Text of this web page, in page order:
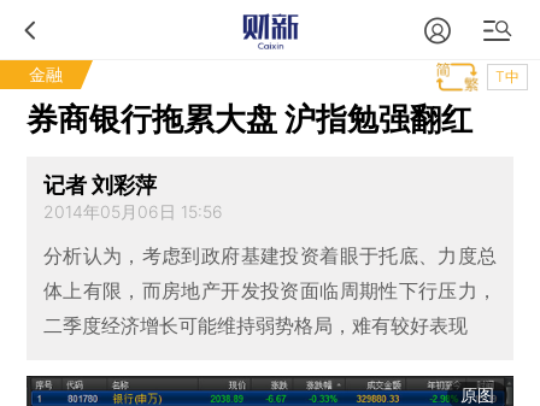
金融 T中
券商银行拖累大盘 沪指勉强翻红
记者 刘彩萍
2014年05月06日 15:56
分析认为，考虑到政府基建投资着眼于托底、力度总
体上有限，而房地产开发投资面临周期性下行压力，
二季度经济增长可能维持弱势格局，难有较好表现
原图